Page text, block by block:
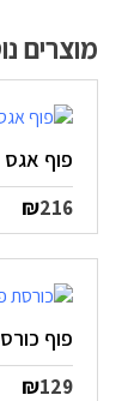
מוצרים
פוף אגס
₪216
פוף
₪129